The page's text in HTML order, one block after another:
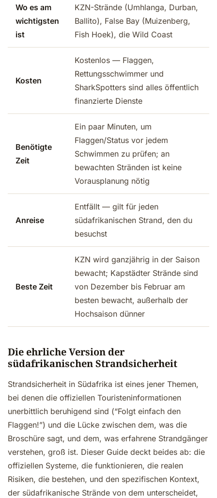
Wo es am
wichtigsten
ist
KZN-Strände (Umhlanga, Durban,
Ballito), False Bay (Muizenberg,
Fish Hoek), die Wild Coast
Kosten
Kostenlos — Flaggen,
Rettungsschwimmer und
SharkSpotters sind alles öffentlich
finanzierte Dienste
Benötigte
Zeit
Ein paar Minuten, um
Flaggen/Status vor jedem
Schwimmen zu prüfen; an
bewachten Stränden ist keine
Vorausplanung nötig
Anreise
Entfällt — gilt für jeden
südafrikanischen Strand, den du
besuchst
Beste Zeit
KZN wird ganzjährig in der Saison
bewacht; Kapstädter Strände sind
von Dezember bis Februar am
besten bewacht, außerhalb der
Hochsaison dünner
Die ehrliche Version der
südafrikanischen Strandsicherheit
Strandsicherheit in Südafrika ist eines jener Themen,
bei denen die offiziellen Touristeninformationen
unerbittlich beruhigend sind (“Folgt einfach den
Flaggen!”) und die Lücke zwischen dem, was die
Broschüre sagt, und dem, was erfahrene Strandgänger
verstehen, groß ist. Dieser Guide deckt beides ab: die
offiziellen Systeme, die funktionieren, die realen
Risiken, die bestehen, und den spezifischen Kontext,
der südafrikanische Strände von dem unterscheidet,